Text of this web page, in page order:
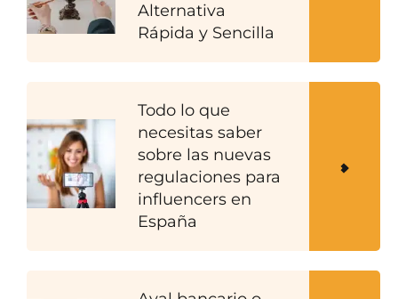
Alternativa
Rápida y Sencilla
Todo lo que
necesitas saber
sobre las nuevas
regulaciones para
influencers en
España